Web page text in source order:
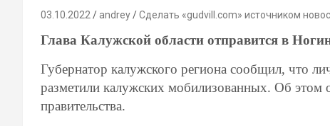
03.10.2022 andrey Сделать «gudvill.com» источником
Глава Калужской области отправится в
Губернатор калужского региона сообщил, что
разметили калужских мобилизованных. Об этом
правительства.